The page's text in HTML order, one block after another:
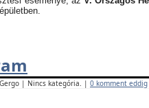
| Nincs kategória. | 0 komment eddig